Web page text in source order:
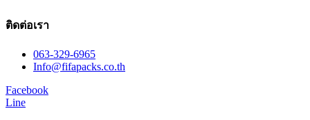
ติดต่อเรา
063-329-6965
Info@fifapacks.co.th
Facebook
Line